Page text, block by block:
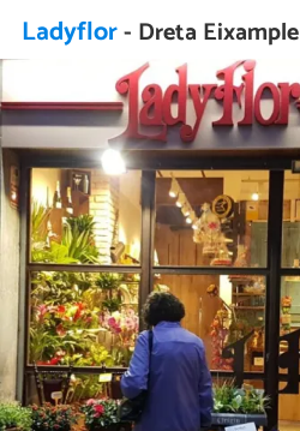
Ladyflor- Dreta Eixample